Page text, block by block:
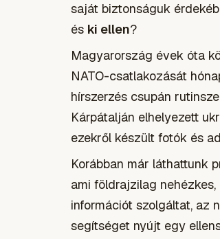
saját biztonságuk
és ki ellen?
Magyarország évek óta
NATO-csatlakozását
hírszerzés csupán
Kárpátalján elhelyezett
ezekről készült fotók és
Korábban már láthattunk
ami földrajzilag
információt szolgáltat, az
segítséget nyújt egy